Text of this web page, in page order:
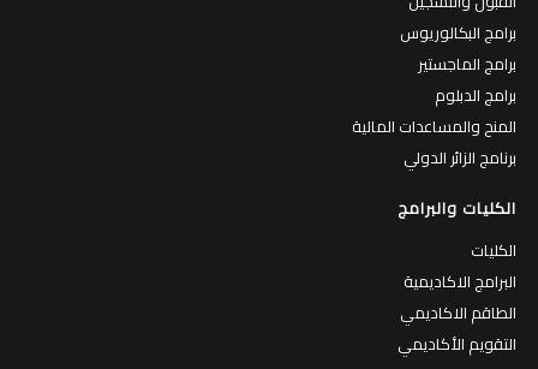
برامج البكالوريوس
برامج الماجستير
برامج الدبلوم
المنح والمساعدات المالية
برنامج الزائر الدولي
الكليات والبرامج
الكليات
البرامج الاكاديمية
الطاقم الاكاديمي
التقويم الأكاديمي